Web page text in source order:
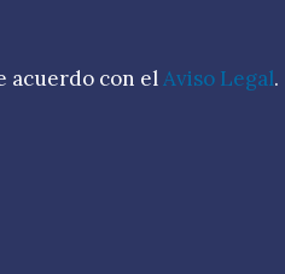
acuerdo con elAviso Legal.